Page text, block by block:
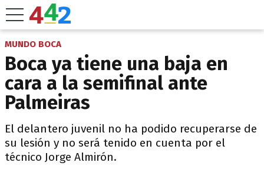
MUNDO BOCA
Boca ya tiene una baja en
cara a la semifinal ante
Palmeiras
El delantero juvenil no ha podido recuperarse de
su lesión y no será tenido en cuenta por el
técnico Jorge Almirón.